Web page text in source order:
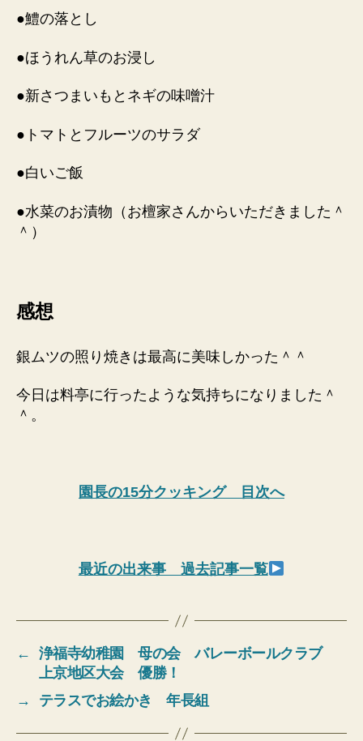
●鱧の落とし
●ほうれん草のお浸し
●新さつまいもとネギの味噌汁
●トマトとフルーツのサラダ
●白いご飯
●水菜のお漬物（お檀家さんからいただきました＾
＾）
感想
銀ムツの照り焼きは最高に美味しかった＾＾
今日は料亭に行ったような気持ちになりました＾
＾。
園長の15分クッキング 目次へ
最近の出来事 過去記事一覧
←
浄福寺幼稚園 母の会 バレーボールクラブ
上京地区大会 優勝！
→
テラスでお絵かき 年長組